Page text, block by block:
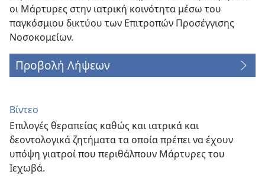
οι Μάρτυρες στην ιατρική κοινότητα μέσω του
παγκόσμιου δικτύου των Επιτροπών Προσέγγισης
Νοσοκομείων.
Προβολή Λήψεων
Βίντεο
Επιλογές θεραπείας καθώς και ιατρικά και
δεοντολογικά ζητήματα τα οποία πρέπει να έχουν
υπόψη γιατροί που περιθάλπουν Μάρτυρες του
Ιεχωβά.